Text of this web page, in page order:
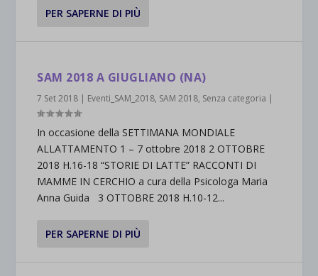
PER SAPERNE DI PIÙ
SAM 2018 A GIUGLIANO (NA)
7 Set 2018 | Eventi_SAM_2018, SAM 2018, Senza categoria |
In occasione della SETTIMANA MONDIALE
ALLATTAMENTO 1 – 7 ottobre 2018 2 OTTOBRE
2018 H.16-18 “STORIE DI LATTE” RACCONTI DI
MAMME IN CERCHIO a cura della Psicologa Maria
Anna Guida 3 OTTOBRE 2018 H.10-12...
PER SAPERNE DI PIÙ